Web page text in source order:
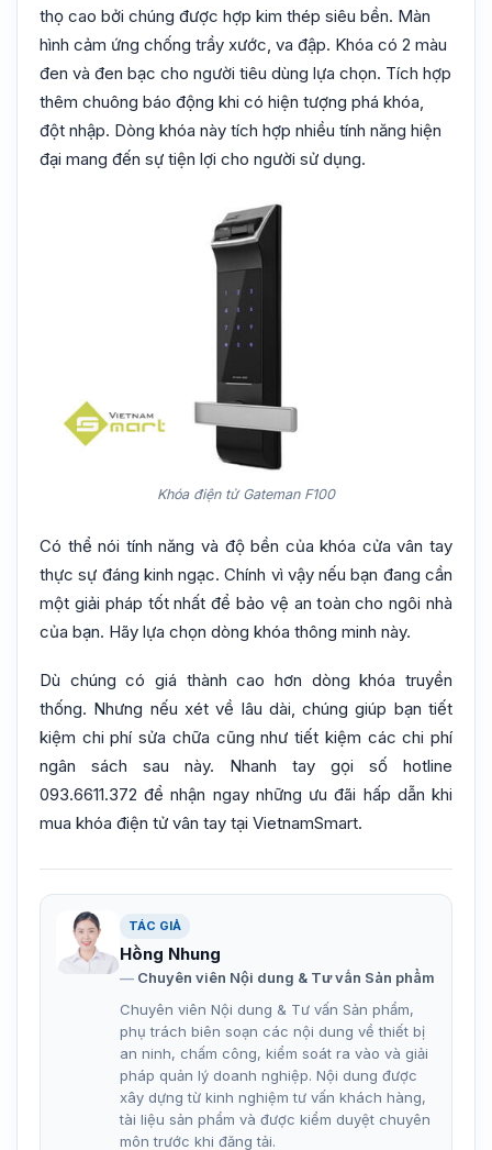
thọ cao bởi chúng được hợp kim thép siêu bền. Màn
hình cảm ứng chống trầy xước, va đập. Khóa có 2 màu
đen và đen bạc cho người tiêu dùng lựa chọn. Tích hợp
thêm chuông báo động khi có hiện tượng phá khóa,
đột nhập. Dòng khóa này tích hợp nhiều tính năng hiện
đại mang đến sự tiện lợi cho người sử dụng.
Khóa điện tử Gateman F100
Có thể nói tính năng và độ bền của khóa cửa vân tay
thực sự đáng kinh ngạc. Chính vì vậy nếu bạn đang cần
một giải pháp tốt nhất để bảo vệ an toàn cho ngôi nhà
của bạn. Hãy lựa chọn dòng khóa thông minh này.
Dù chúng có giá thành cao hơn dòng khóa truyền
thống. Nhưng nếu xét về lâu dài, chúng giúp bạn tiết
kiệm chi phí sửa chữa cũng như tiết kiệm các chi phí
ngân sách sau này. Nhanh tay gọi số hotline
093.6611.372 để nhận ngay những ưu đãi hấp dẫn khi
mua khóa điện tử vân tay tại VietnamSmart.
TÁC GIẢ
Hồng Nhung
Chuyên viên Nội dung & Tư vấn Sản phẩm
Chuyên viên Nội dung & Tư vấn Sản phẩm,
phụ trách biên soạn các nội dung về thiết bị
an ninh, chấm công, kiểm soát ra vào và giải
pháp quản lý doanh nghiệp. Nội dung được
xây dựng từ kinh nghiệm tư vấn khách hàng,
tài liệu sản phẩm và được kiểm duyệt chuyên
môn trước khi đăng tải.